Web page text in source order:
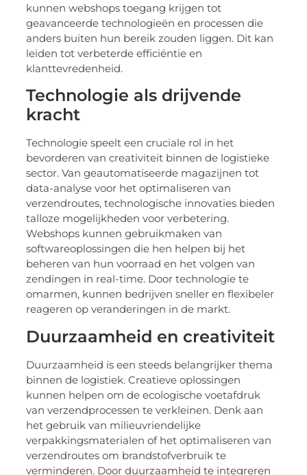
kunnen webshops toegang krijgen tot
geavanceerde technologieën en processen die
anders buiten hun bereik zouden liggen. Dit kan
leiden tot verbeterde efficiëntie en
klanttevredenheid.
Technologie als drijvende
kracht
Technologie speelt een cruciale rol in het
bevorderen van creativiteit binnen de logistieke
sector. Van geautomatiseerde magazijnen tot
data-analyse voor het optimaliseren van
verzendroutes, technologische innovaties bieden
talloze mogelijkheden voor verbetering.
Webshops kunnen gebruikmaken van
softwareoplossingen die hen helpen bij het
beheren van hun voorraad en het volgen van
zendingen in real-time. Door technologie te
omarmen, kunnen bedrijven sneller en flexibeler
reageren op veranderingen in de markt.
Duurzaamheid en creativiteit
Duurzaamheid is een steeds belangrijker thema
binnen de logistiek. Creatieve oplossingen
kunnen helpen om de ecologische voetafdruk
van verzendprocessen te verkleinen. Denk aan
het gebruik van milieuvriendelijke
verpakkingsmaterialen of het optimaliseren van
verzendroutes om brandstofverbruik te
verminderen. Door duurzaamheid te integreren